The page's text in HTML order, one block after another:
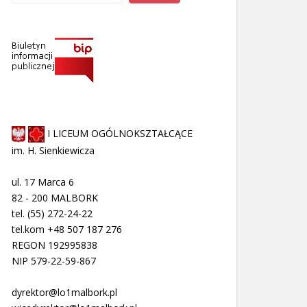
I LICEUM OGÓLNOKSZTAŁCĄCE
im. H. Sienkiewicza
ul. 17 Marca 6
82 - 200 MALBORK
tel. (55) 272-24-22
tel.kom +48 507 187 276
REGON 192995838
NIP 579-22-59-867
dyrektor@lo1malbork.pl